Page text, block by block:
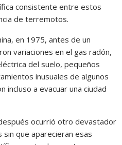
consistente entre estos
de terremotos.
en 1975, antes de un
variaciones en el gas radón,
del suelo, pequeños
inusuales de algunos
incluso a evacuar una ciudad
ocurrió otro devastador
que aparecieran esas